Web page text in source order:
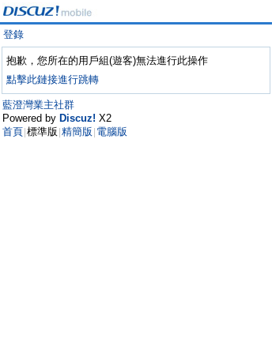
登錄
抱歉，您所在的用戶組(遊客)無法進行此操作
點擊此鏈接進行跳轉
藍澄灣業主社群
Powered by Discuz! X2
首頁 標準版 精簡版 電腦版